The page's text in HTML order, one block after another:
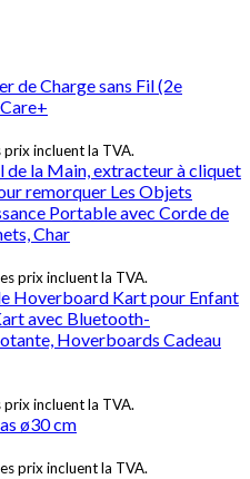
de Charge sans Fil (2e
prix incluent la TVA.
de la Main, extracteur à cliquet
remorquer Les Objets
Portable avec Corde de
Char
prix incluent la TVA.
Hoverboard Kart pour Enfant
avec Bluetooth-
Hoverboards Cadeau
prix incluent la TVA.
ø30 cm
prix incluent la TVA.